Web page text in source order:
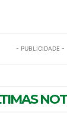
- PUBLICIDADE -